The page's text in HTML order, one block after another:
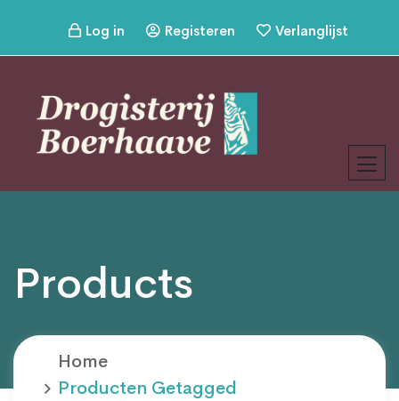
Log in Registeren Verlanglijst
Products
Home
Producten Getagged